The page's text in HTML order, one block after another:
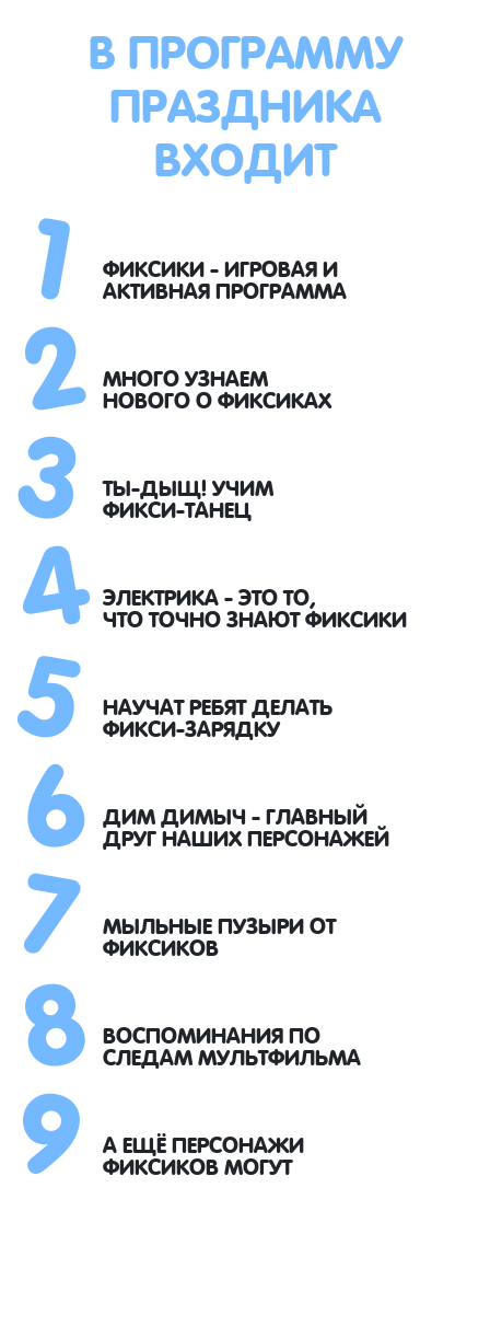
В ПРОГРАММУ
ПРАЗДНИКА
ВХОДИТ
ФИКСИКИ - ИГРОВАЯ И
АКТИВНАЯ ПРОГРАММА
МНОГО УЗНАЕМ
НОВОГО О ФИКСИКАХ
ТЫ-ДЫЩ! УЧИМ
ФИКСИ-ТАНЕЦ
ЭЛЕКТРИКА - ЭТО ТО,
ЧТО ТОЧНО ЗНАЮТ ФИКСИКИ
НАУЧАТ РЕБЯТ ДЕЛАТЬ
ФИКСИ-ЗАРЯДКУ
ДИМ ДИМЫЧ - ГЛАВНЫЙ
ДРУГ НАШИХ ПЕРСОНАЖЕЙ
МЫЛЬНЫЕ ПУЗЫРИ ОТ
ФИКСИКОВ
ВОСПОМИНАНИЯ ПО
СЛЕДАМ МУЛЬТФИЛЬМА
А ЕЩЁ ПЕРСОНАЖИ
ФИКСИКОВ МОГУТ